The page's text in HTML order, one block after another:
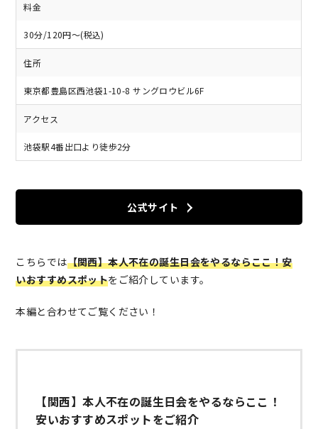
料金
30分/120円～(税込)
住所
東京都豊島区西池袋1-10-8 サングロウビル6F
アクセス
池袋駅4番出口より徒歩2分
公式サイト
こちらでは【関西】本人不在の誕生日会をやるならここ！安
いおすすめスポットをご紹介しています。
本編と合わせてご覧ください！
【関西】本人不在の誕生日会をやるならここ！
安いおすすめスポットをご紹介